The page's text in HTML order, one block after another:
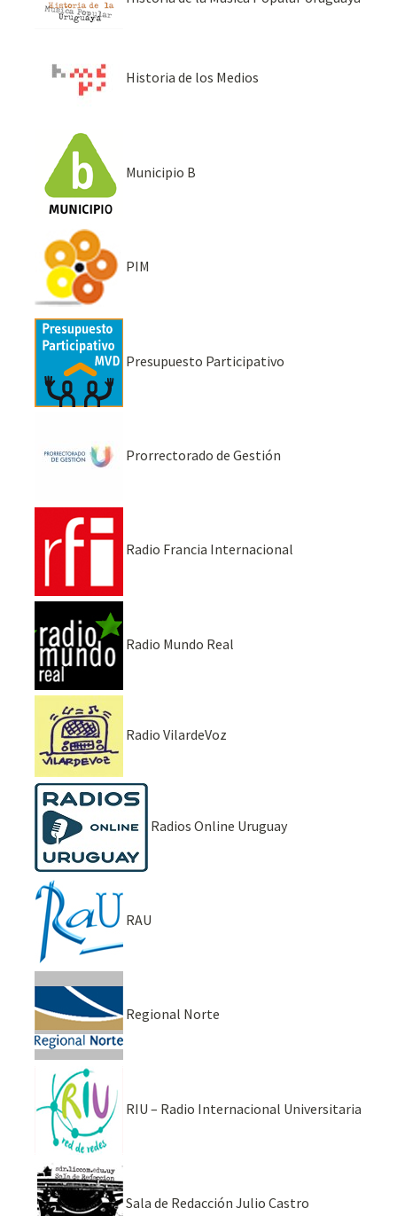
Historia de los Medios
Municipio B
PIM
Presupuesto Participativo
Prorrectorado de Gestión
Radio Francia Internacional
Radio Mundo Real
Radio VilardeVoz
Radios Online Uruguay
RAU
Regional Norte
RIU – Radio Internacional Universitaria
Sala de Redacción Julio Castro